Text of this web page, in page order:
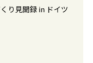
り見聞録 in ドイツ